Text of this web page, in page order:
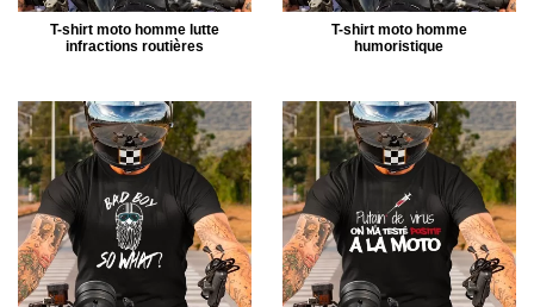
T-shirt moto homme lutte
infractions routières
T-shirt moto homme
humoristique